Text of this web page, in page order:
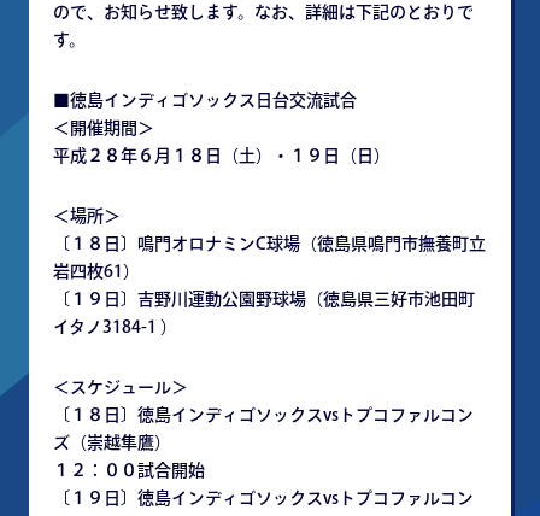
ので、お知らせ致します。なお、詳細は下記のとおりで
す。
■徳島インディゴソックス日台交流試合
＜開催期間＞
平成２８年６月１８日（土）・１９日（日）
＜場所＞
〔１８日〕鳴門オロナミンC球場（徳島県鳴門市撫養町立
岩四枚61）
〔１９日〕吉野川運動公園野球場（徳島県三好市池田町
イタノ3184-1 ）
＜スケジュール＞
〔１８日〕徳島インディゴソックスvsトプコファルコン
ズ（崇越隼鷹）
１２：００試合開始
〔１９日〕徳島インディゴソックスvsトプコファルコン